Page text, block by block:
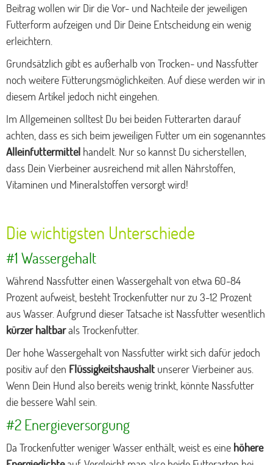
Beitrag wollen wir Dir die Vor- und Nachteile der jeweiligen
Futterform aufzeigen und Dir Deine Entscheidung ein wenig
erleichtern.
Grundsätzlich gibt es außerhalb von Trocken- und Nassfutter
noch weitere Fütterungsmöglichkeiten. Auf diese werden wir in
diesem Artikel jedoch nicht eingehen.
Im Allgemeinen solltest Du bei beiden Futterarten darauf
achten, dass es sich beim jeweiligen Futter um ein sogenanntes
Alleinfuttermittel handelt. Nur so kannst Du sicherstellen,
dass Dein Vierbeiner ausreichend mit allen Nährstoffen,
Vitaminen und Mineralstoffen versorgt wird!
Die wichtigsten Unterschiede
#1 Wassergehalt
Während Nassfutter einen Wassergehalt von etwa 60-84
Prozent aufweist, besteht Trockenfutter nur zu 3-12 Prozent
aus Wasser. Aufgrund dieser Tatsache ist Nassfutter wesentlich
kürzer haltbarals Trockenfutter.
Der hohe Wassergehalt von Nassfutter wirkt sich dafür jedoch
positiv auf den Flüssigkeitshaushalt unserer Vierbeiner aus.
Wenn Dein Hund also bereits wenig trinkt, könnte Nassfutter
die bessere Wahl sein.
#2 Energieversorgung
Da Trockenfutter weniger Wasser enthält, weist es eine höhere